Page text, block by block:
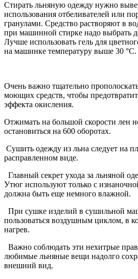
Стирать льняную одежду нужно
использования отбеливателей или
гранулами. Средство растворяют в
при машинной стирке надо выбрать
Лучше использовать гель для
на машинке температуру выше 30 °С.
Очень важно тщательно
моющих средств, чтобы
эффекта окисления.
Отжимать на большой скорости лен
остановиться на 600 оборотах.
Сушить одежду из льна следует на
расправленном виде.
Главный секрет ухода за льняной
Утюг используют только с
должна быть еще немного влажной.
При сушке изделий в сушильной
пользоваться воздушным циклом, в
нагрев.
Важно соблюдать эти нехитрые
любимые льняные вещи надолго
внешний вид.